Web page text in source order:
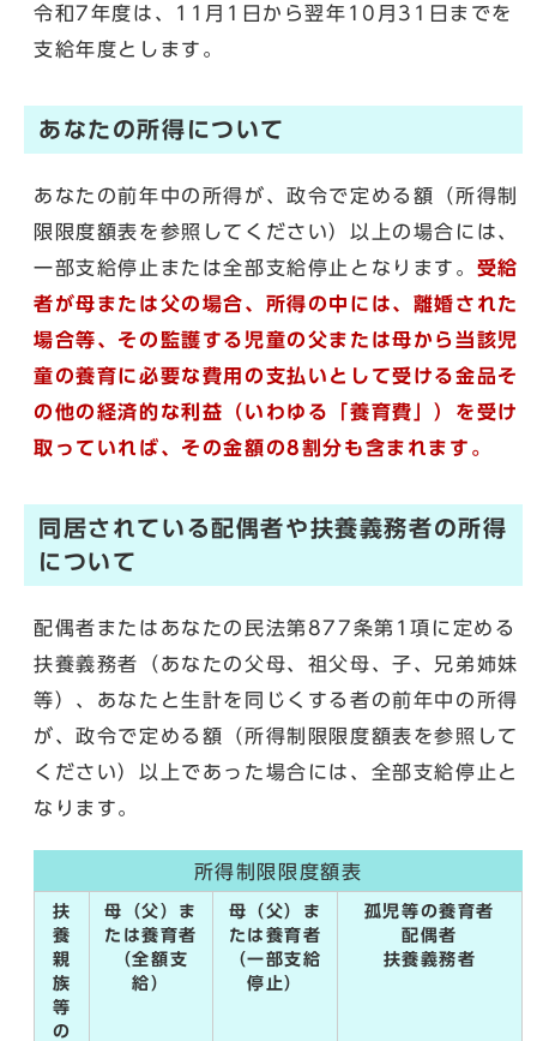
令和7年度は、11月1日から翌年10月31日までを
支給年度とします。
あなたの所得について
あなたの前年中の所得が、政令で定める額（所得制
限限度額表を参照してください）以上の場合には、
一部支給停止または全部支給停止となります。 受給
者が母または父の場合、所得の中には、離婚された
場合等、その監護する児童の父または母から当該児
童の養育に必要な費用の支払いとして受ける金品そ
の他の経済的な利益（いわゆる「養育費」）を受け
取っていれば、その金額の8割分も含まれます。
同居されている配偶者や扶養義務者の所得
について
配偶者またはあなたの民法第877条第1項に定める
扶養義務者（あなたの父母、祖父母、子、兄弟姉妹
等）、あなたと生計を同じくする者の前年中の所得
が、政令で定める額（所得制限限度額表を参照して
ください）以上であった場合には、全部支給停止と
なります。
所得制限限度額表
扶
養
親
族
等
の
母（父）ま
たは養育者
（全額支
給）
母（父）ま
たは養育者
（一部支給
停止）
孤児等の養育者
配偶者
扶養義務者